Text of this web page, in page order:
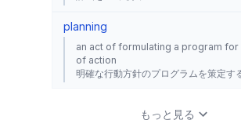
planning
an act of formulating a program
of action
明確な行動方針のプログラムを策定す
もっと見る